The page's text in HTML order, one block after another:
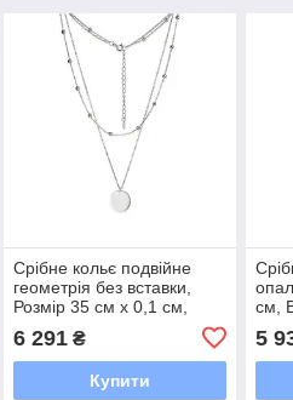
Срібне кольє подвійне
геометрія без вставки,
Розмір 35 см x 0,1 см,
6 291₴
Купити
см,
5